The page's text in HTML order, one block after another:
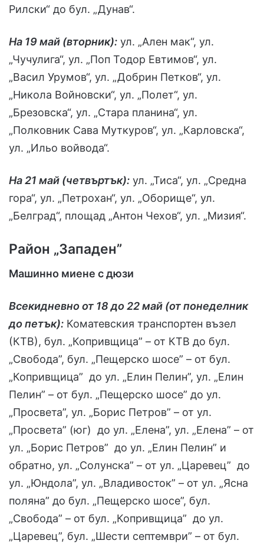
Рилски“ до бул. „Дунав“.
На 19 май (вторник): ул. „Ален мак“, ул.
„Чучулига“, ул. „Поп Тодор Евтимов“, ул.
„Васил Урумов“, ул. „Добрин Петков“, ул.
„Никола Войновски“, ул. „Полет“, ул.
„Брезовска“, ул. „Стара планина“, ул.
„Полковник Сава Муткуров“, ул. „Карловска“,
ул. „Ильо войвода“.
На 21 май (четвъртък): ул. „Тиса“, ул. „Средна
гора“, ул. „Петрохан“, ул. „Оборище“, ул.
„Белград“, площад „Антон Чехов“, ул. „Мизия“.
Район „Западен”
Машинно миене с дюзи
Всекидневно от 18 до 22 май (от понеделник
до петък): Коматевския транспортен възел
(КТВ), бул. „Копривщица” – от КТВ до бул.
„Свобода”, бул. „Пещерско шосе” – от бул.
„Копривщица” до ул. „Елин Пелин”, ул. „Елин
Пелин” – от бул. „Пещерско шосе” до ул.
„Просвета”, ул. „Борис Петров” – от ул.
„Просвета” (юг) до ул. „Елена”, ул. „Елена” – от
ул. „Борис Петров” до ул. „Елин Пелин” и
обратно, ул. „Солунска” – от ул. „Царевец” до
ул. „Юндола”, ул. „Владивосток” – от ул. „Ясна
поляна” до бул. „Пещерско шосе”, бул.
„Свобода” – от бул. „Копривщица” до ул.
„Царевец”, бул. „Шести септември” – от бул.